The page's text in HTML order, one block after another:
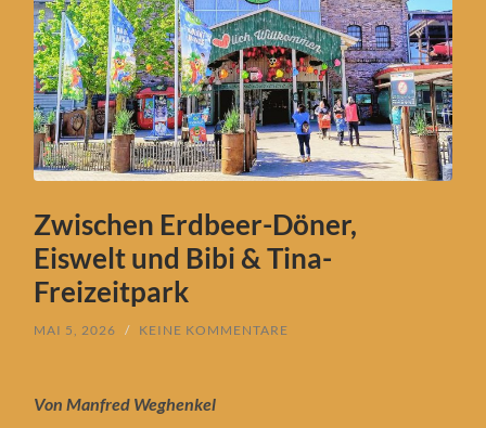
Zwischen Erdbeer-Döner,
Eiswelt und Bibi & Tina-
Freizeitpark
MAI 5, 2026 / KEINE KOMMENTARE
Von Manfred Weghenkel